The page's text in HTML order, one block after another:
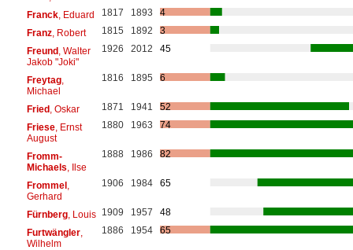
Franck, Eduard 1817 1893
4
Franz, Robert 1815 1892
3
Freund, Walter
Jakob "Joki"
1926 2012 45
Freytag,
Michael
1816 1895 6
Fried, Oskar 1871 1941
52
Friese, Ernst
August
1880 1963 74
Fromm-
Michaels , Ilse
1888 1986 82
Frommel,
Gerhard
1906 1984 65
Fürnberg, Louis 1909 1957
48
Furtwängler,
Wilhelm
1886 1954 65